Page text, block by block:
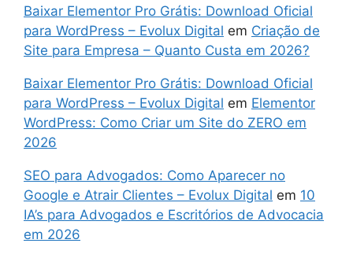
Baixar Elementor Pro Grátis: Download Oficial
para WordPress – Evolux Digital em Criação de
Site para Empresa – Quanto Custa em 2026?
Baixar Elementor Pro Grátis: Download Oficial
para WordPress – Evolux Digital em Elementor
WordPress: Como Criar um Site do ZERO em
2026
SEO para Advogados: Como Aparecer no
Google e Atrair Clientes – Evolux Digital em 10
IA’s para Advogados e Escritórios de Advocacia
em 2026